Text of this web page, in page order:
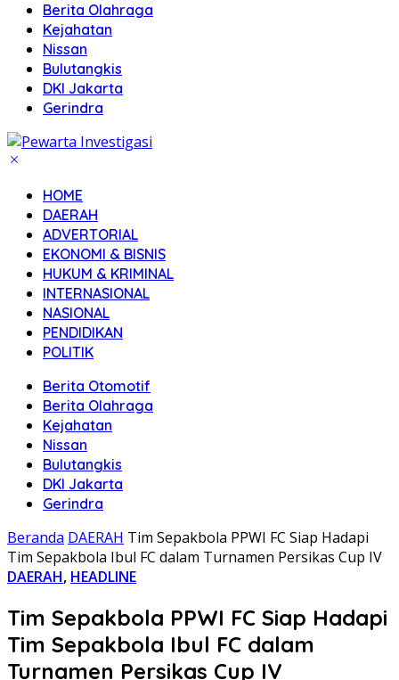
Berita Olahraga
Kejahatan
Nissan
Bulutangkis
DKI Jakarta
Gerindra
HOME
DAERAH
ADVERTORIAL
EKONOMI & BISNIS
HUKUM & KRIMINAL
INTERNASIONAL
NASIONAL
PENDIDIKAN
POLITIK
Berita Otomotif
Berita Olahraga
Kejahatan
Nissan
Bulutangkis
DKI Jakarta
Gerindra
Beranda DAERAH Tim Sepakbola PPWI FC Siap Hadapi
Tim Sepakbola Ibul FC dalam Turnamen Persikas Cup IV
DAERAH, HEADLINE
Tim Sepakbola PPWI FC Siap Hadapi
Tim Sepakbola Ibul FC dalam
Turnamen Persikas Cup IV